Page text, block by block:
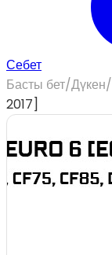
Себет
Басты бет/Дүкен/
2017]